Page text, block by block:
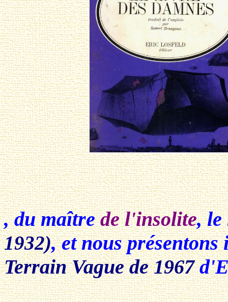
, du maîtrede l'insolite, le
1932), et nous
Terrain Vague de 1967